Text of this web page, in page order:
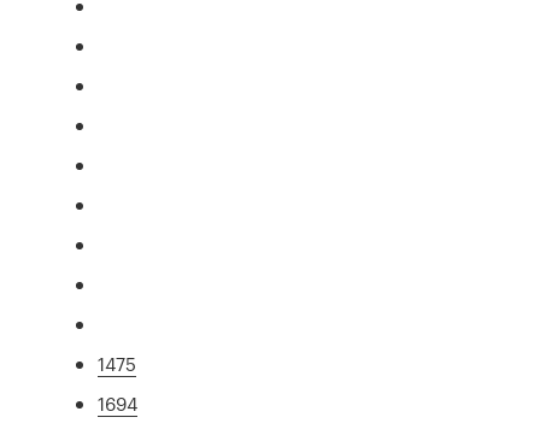
1475
1694